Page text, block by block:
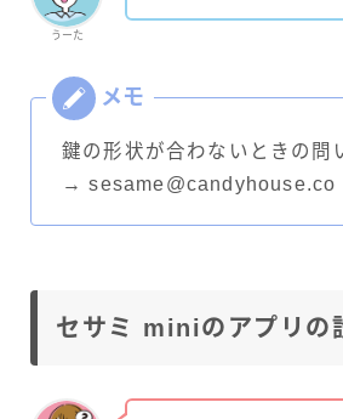
うーた
鍵の形状が合わないときの問
→ sesame@candyhouse.co
セサミ miniのアプリの